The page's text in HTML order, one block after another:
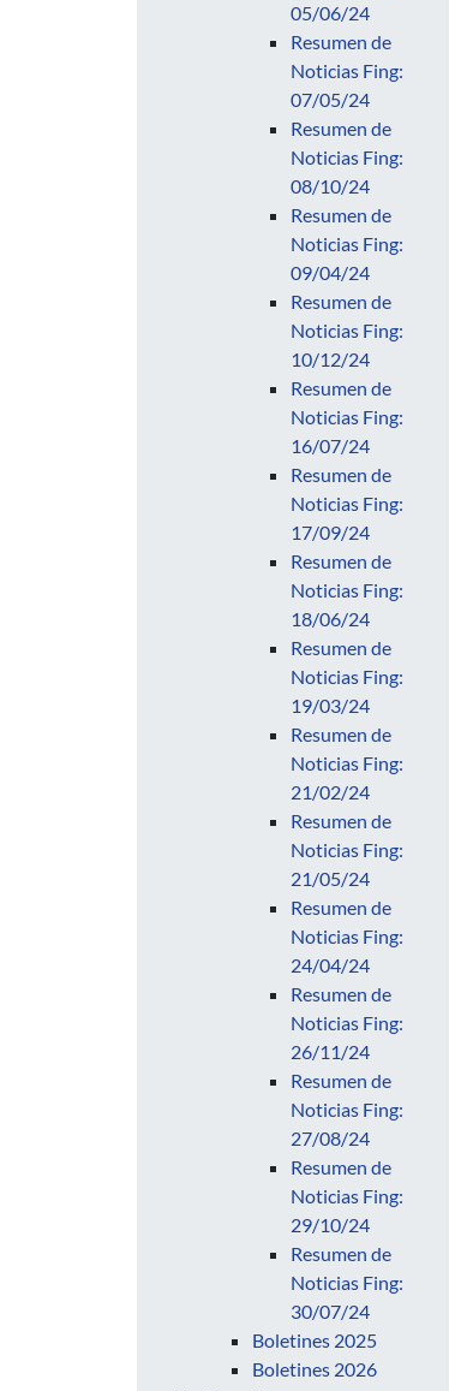
05/06/24
Resumen de
Noticias Fing:
07/05/24
Resumen de
Noticias Fing:
08/10/24
Resumen de
Noticias Fing:
09/04/24
Resumen de
Noticias Fing:
10/12/24
Resumen de
Noticias Fing:
16/07/24
Resumen de
Noticias Fing:
17/09/24
Resumen de
Noticias Fing:
18/06/24
Resumen de
Noticias Fing:
19/03/24
Resumen de
Noticias Fing:
21/02/24
Resumen de
Noticias Fing:
21/05/24
Resumen de
Noticias Fing:
24/04/24
Resumen de
Noticias Fing:
26/11/24
Resumen de
Noticias Fing:
27/08/24
Resumen de
Noticias Fing:
29/10/24
Resumen de
Noticias Fing:
30/07/24
Boletines 2025
Boletines 2026